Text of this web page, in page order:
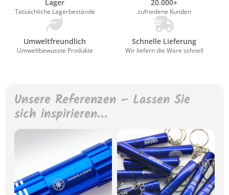
Lager
Tatsächliche Lagerbestände
20.000+
zufriedene Kunden
Umweltfreundlich
Umweltbewusste Produkte
Schnelle Lieferung
Wir liefern die Ware schnell
Unsere Referenzen – Lassen Sie
sich inspirieren…